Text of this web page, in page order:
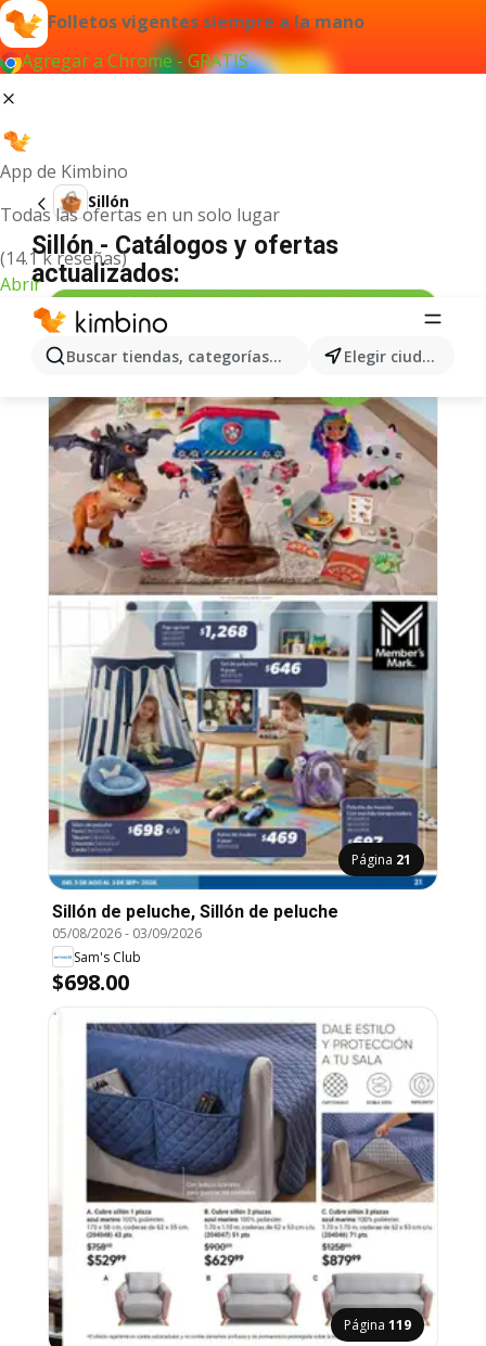
Folletos vigentes siempre a la mano
Agregar a Chrome - GRATIS
App de Kimbino
Todas las ofertas en un solo lugar
(14.1 k reseñas)
Abrir
Buscar tiendas, categorías, productos... Elegir ciudad
Sillón
Sillón - Catálogos y ofertas
actualizados:
Página 21
Sillón de peluche, Sillón de peluche
05/08/2026- 03/09/2026
Sam's Club
$698.00
Página 119